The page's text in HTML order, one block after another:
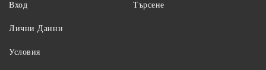
Вход Търсене
Лични Данни
Условия